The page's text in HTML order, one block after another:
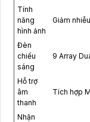
Tính
năng
hình ảnh
Giảm
Đèn
chiếu
sáng
9 Array
Hỗ trợ
âm
thanh
Tích hợp
Nhận